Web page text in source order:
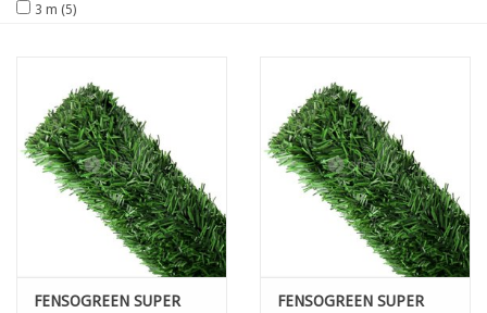
3 m (5)
FENSOGREEN SUPER
FENSOGREEN SUPER